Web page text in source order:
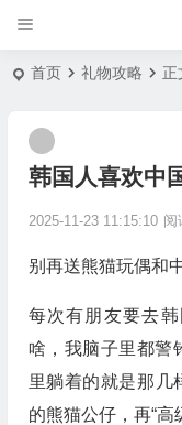
首页 礼物攻略 正
韩国人喜欢中
2025-11-23 11:15:10 阅
别再送熊猫玩偶和
每次有朋友要去
啥，我脑子里都警
里躺着的就是那
的熊猫公仔，再“高